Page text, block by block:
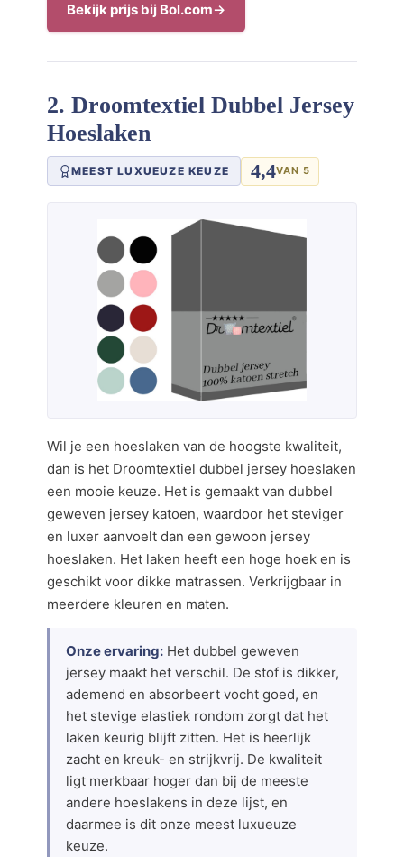
Bekijk prijs bij Bol.com
2. Droomtextiel Dubbel Jersey
Hoeslaken
MEEST LUXUEUZE KEUZE 4,4VAN 5
Wil je een hoeslaken van de hoogste kwaliteit,
dan is het Droomtextiel dubbel jersey hoeslaken
een mooie keuze. Het is gemaakt van dubbel
geweven jersey katoen, waardoor het steviger
en luxer aanvoelt dan een gewoon jersey
hoeslaken. Het laken heeft een hoge hoek en is
geschikt voor dikke matrassen. Verkrijgbaar in
meerdere kleuren en maten.
Onze ervaring: Het dubbel geweven
jersey maakt het verschil. De stof is dikker,
ademend en absorbeert vocht goed, en
het stevige elastiek rondom zorgt dat het
laken keurig blijft zitten. Het is heerlijk
zacht en kreuk- en strijkvrij. De kwaliteit
ligt merkbaar hoger dan bij de meeste
andere hoeslakens in deze lijst, en
daarmee is dit onze meest luxueuze
keuze.